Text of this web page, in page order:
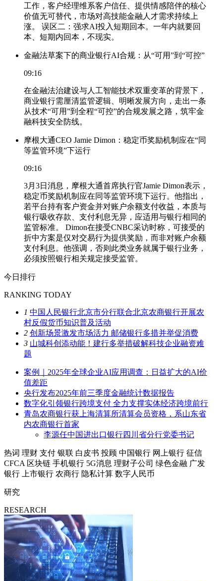
工作，客户经理维系客户信任、提供情感陪伴的核心
价值无可替代，市场对高技能金融人才需求持续上
涨。 误区二：强求AI投入短期回本。一年内就要回
本、短期内回本，不现实。
金融法草案下的商业银行AI合规：从“可用”到“可控”
09:16
在金融法治建设与人工智能技术双重变革的背景下，
商业银行需厘清监管逻辑、明晰发展方向，走出一条
从技术“可用”到全程“可控”的合规发展之路，筑牢金
融科技安全防线。
摩根大通CEO Jamie Dimon：稳定币奖励机制应在“同
等监管环境”下运行
09:16
3月3日消息，摩根大通首席执行官Jamie Dimon表示，
稳定币奖励机制应在同等监管环境下运行。他指出，
若平台持有客户资金并对账户余额支付收益，本质与
银行吸收存款、支付利息无异，应适用与银行相同的
监管标准。 Dimon在接受CNBC采访时称，可接受的
折中方案是仅对交易行为提供奖励，而非对账户余额
支付利息。他强调，否则此类业务就属于银行业务，
必须按照银行相关规定接受监管。
今日排行
RANKING TODAY
1 中国人民银行北京市分行联合北京农商银行开展农
村反假货币知识普及活动
2 创新场景激发市场活力 邮储银行多措并举促消费
3 山城科创添动能！建行多举措破解科技企业融资难
题
案例｜2025年全球企业AI应用调查：日益扩大的AI价
值差距
央行发布2025年前三季度金融统计数据报告
数字化引领银行跨境支付 全力支撑实体经济跨境前行
青岛农商银行获上海清算所清算会员资格，系山东省
内农商银行首家
李源任中国进出口银行四川省分行党委书记
热词 理财 支付 银联 白皮书 投顾 中国银行 网上银行 征信
CFCA 区块链 手机银行 5G消息 理财子公司 绿色金融 广发
银行
上市银行 农商行 隐私计算 数字人民币
研究
RESEARCH